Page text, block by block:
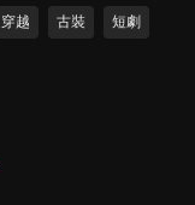
穿越 古裝 短劇